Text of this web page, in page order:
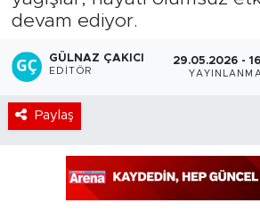
devam ediyor.
GÜLNAZ ÇAKICI
EDITÖR
29.05.2026 -
YAYINLANMA
Paylaş
Haber Arşivi